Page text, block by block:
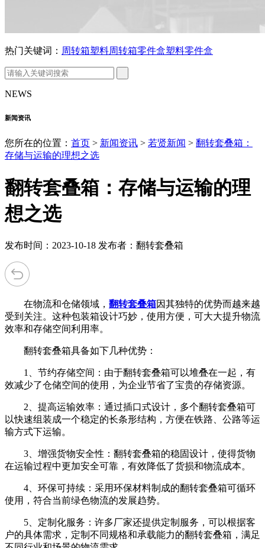
热门关键词： 周转箱塑料周转箱零件盒塑料零件盒
NEWS
新闻资讯
您所在的位置： 首页 > 新闻资讯 > 若贤新闻 > 翻转套叠箱：
存储与运输的理想之选
翻转套叠箱：存储与运输的理
想之选
发布时间：2023-10-18 发布者：翻转套叠箱
在物流和仓储领域， 翻转套叠箱因其独特的优势而越来越
受到关注。这种包装箱设计巧妙，使用方便，可大大提升物流
效率和存储空间利用率。
翻转套叠箱具备如下几种优势：
1、节约存储空间：由于翻转套叠箱可以堆叠在一起，有
效减少了仓储空间的使用，为企业节省了宝贵的存储资源。
2、提高运输效率：通过插口式设计，多个翻转套叠箱可
以快速组装成一个稳定的长条形结构，方便在铁路、公路等运
输方式下运输。
3、增强货物安全性：翻转套叠箱的稳固设计，使得货物
在运输过程中更加安全可靠，有效降低了货损和物流成本。
4、环保可持续：采用环保材料制成的翻转套叠箱可循环
使用，符合当前绿色物流的发展趋势。
5、定制化服务：许多厂家还提供定制服务，可以根据客
户的具体需求，定制不同规格和承载能力的翻转套叠箱，满足